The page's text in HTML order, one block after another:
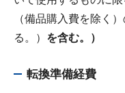
（備品購入費を除く​​
る。） を含む。）
転換準備経費